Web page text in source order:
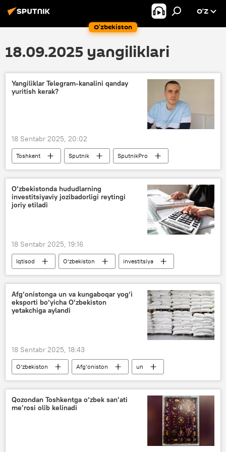
O‘zbekiston
O’Z
18.09.2025 yangiliklari
Yangiliklar Telegram-kanalini qanday
yuritish kerak?
18 Sentabr 2025, 20:02
Toshkent Sputnik
SputnikPro
jurnalist
O‘zbekistonda hududlarning
investitsiyaviy jozibadorligi reytingi
joriy etiladi
18 Sentabr 2025, 19:16
Iqtisod O‘zbekiston
investitsiya
reyting
Afg‘onistonga un va kungaboqar yog‘i
eksporti bo‘yicha O‘zbekiston
yetakchiga aylandi
18 Sentabr 2025, 18:43
O‘zbekiston Afg‘oniston
un
eksport
Iqtisod
Qozondan Toshkentga o‘zbek san’ati
me’rosi olib kelinadi